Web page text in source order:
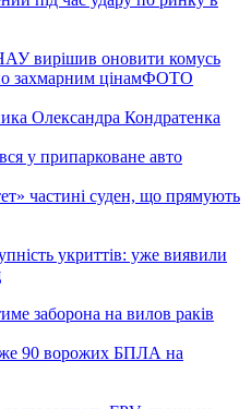
вирішив оновити комусь
захмарним цінамФОТО
Олександра Кондратенка
у припарковане авто
частині суден, що прямують
укриттів: уже виявили
заборона на вилов раків
90 ворожих БПЛА на